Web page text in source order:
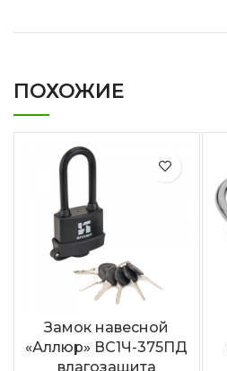
ПОХОЖИЕ
Замок навесной
«Аллюр» ВС1Ч-375ПД
влагозащита